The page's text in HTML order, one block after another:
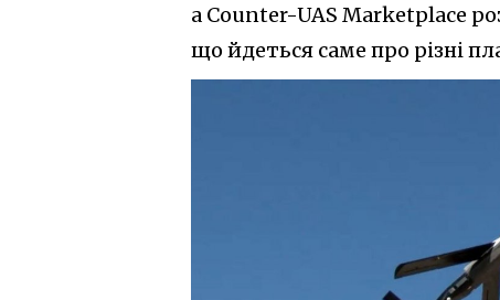
а Counter-UAS Marketplace
що йдеться саме про різні